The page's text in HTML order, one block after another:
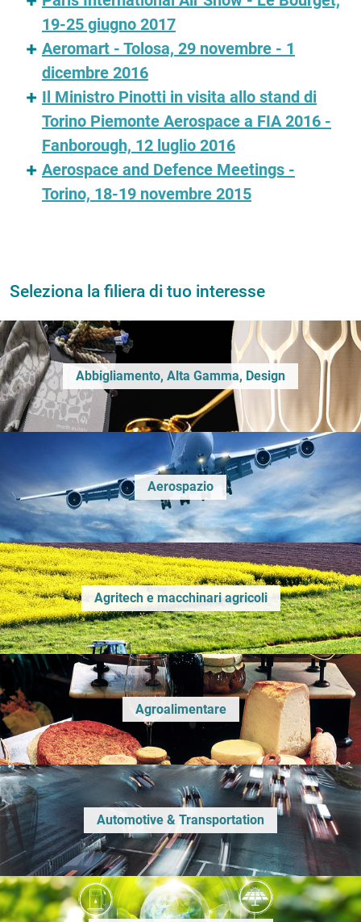
19-25 giugno 2017
Aeromart - Tolosa, 29 novembre - 1
dicembre 2016
Il Ministro Pinotti in visita allo stand di
Torino Piemonte Aerospace a FIA 2016 -
Fanborough, 12 luglio 2016
Aerospace and Defence Meetings -
Torino, 18-19 novembre 2015
Seleziona la filiera di tuo interesse
Abbigliamento, Alta Gamma, Design
Aerospazio
Agritech e macchinari agricoli
Agroalimentare
Automotive & Transportation